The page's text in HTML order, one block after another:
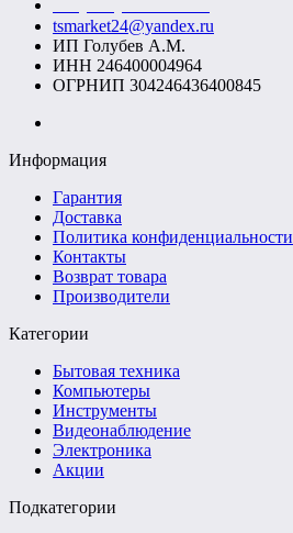
tsmarket24@yandex.ru
ИП Голубев А.М.
ИНН 246400004964
ОГРНИП 304246436400845
Информация
Гарантия
Доставка
Политика конфиденциальности
Контакты
Возврат товара
Производители
Категории
Бытовая техника
Компьютеры
Инструменты
Видеонаблюдение
Электроника
Акции
Подкатегории